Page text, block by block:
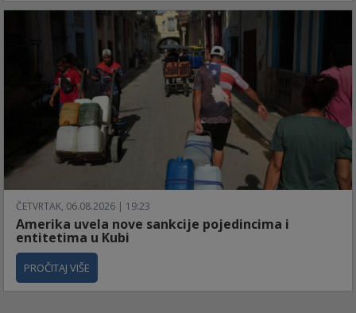
ČETVRTAK, 06.08.2026 | 19:23
Amerika uvela nove sankcije pojedincima i
entitetima u Kubi
PROČITAJ VIŠE